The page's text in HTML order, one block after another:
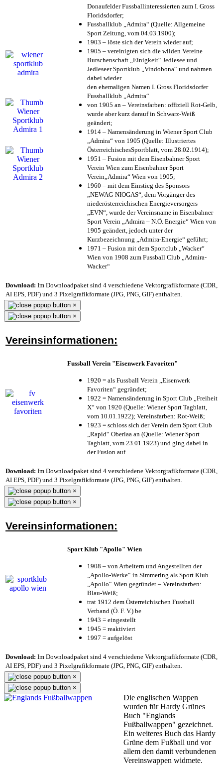
Donaufelder Fussballinteressierten zum I. Gross
Floridsdorfer;
Fussballklub „Admira“ (Quelle: Allgemeine
Sport Zeitung, vom 04.03.1900);
1903 – löste sich der Verein wieder auf;
1905 – vereinigten sich die wilden Vereine
Burschenschaft „Einigkeit“ Jedlesee und
Jedleseer Sportklub „Vindobona“ und nahmen
dabei wieder
den ehemaligen Namen I. Gross Floridsdorfer
Fussballklub „Admira“
von 1905 an – Vereinsfarben: offiziell Rot-Gelb,
wurde aber kurz darauf in Schwarz-Weiß
geändert;
1914 – Namensänderung in Wiener Sport Club
„Admira“ von 1905 (Quelle: Illustriertes
ÖsterreichischesSportblatt, vom 28.02.1914);
1951 – Fusion mit dem Eisenbahner Sport
Verein Wien zum Eisenbahner Sport
Verein„Admira“ Wien von 1905;
1960 – mit dem Einstieg des Sponsors
„NEWAG-NIOGAS“, dem Vorgänger des
niederösterreichischen Energieversorgers
„EVN“, wurde der Vereinsname in Eisenbahner
Sport Verein „Admira – N.Ö. Energie“ Wien von
1905 geändert, jedoch unter der
Kurzbezeichnung „Admira-Energie“ geführt;
1971 – Fusion mit dem Sportclub „Wacker“
Wien von 1908 zum Fussball Club „Admira-
Wacker“
Download: Im Downloadpaket sind 4 verschiedene Vektorgrafikformate (CDR,
AI EPS, PDF) und 3 Pixelgrafikformate (JPG, PNG, GIF) enthalten.
×
×
Vereinsinformationen:
Fussball Verein "Eisenwerk Favoriten"
1920 = als Fussball Verein „Eisenwerk
Favoriten“ gegründet;
1922 = Namensänderung in Sport Club „Freiheit
X“ von 1920 (Quelle: Wiener Sport Tagblatt,
vom 10.01.1922); Vereinsfarben: Rot-Weiß;
1923 = schloss sich der Verein dem Sport Club
„Rapid“ Oberlaa an (Quelle: Wiener Sport
Tagblatt, vom 23.01.1923) und ging dabei in
der Fusion auf
Download: Im Downloadpaket sind 4 verschiedene Vektorgrafikformate (CDR,
AI EPS, PDF) und 3 Pixelgrafikformate (JPG, PNG, GIF) enthalten.
×
×
Vereinsinformationen:
Sport Klub "Apollo" Wien
1908 – von Arbeitern und Angestellten der
„Apollo-Werke“ in Simmering als Sport Klub
„Apollo“ Wien gegründet – Vereinsfarben:
Blau-Weiß;
trat 1912 dem Österreichischen Fussball
Verband (Ö. F. V.) be
1943 = eingestellt
1945 = reaktiviert
1997 = aufgelöst
Download: Im Downloadpaket sind 4 verschiedene Vektorgrafikformate (CDR,
AI EPS, PDF) und 3 Pixelgrafikformate (JPG, PNG, GIF) enthalten.
×
×
Die englischen Wappen
wurden für Hardy Grünes
Buch "Englands
Fußballwappen" gezeichnet.
Ein weiteres Buch das Hardy
Grüne dem Fußball und vor
allem den damit verbundenen
Vereinswappen widmete.